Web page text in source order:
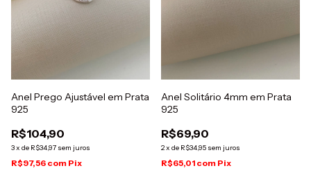
Anel Prego Ajustável em Prata
925
R$104,90
3x de R$34,97 sem juros
R$97,56 com Pix
Anel Solitário 4mm em Prata
925
R$69,90
2x de R$34,95 sem juros
R$65,01 com Pix